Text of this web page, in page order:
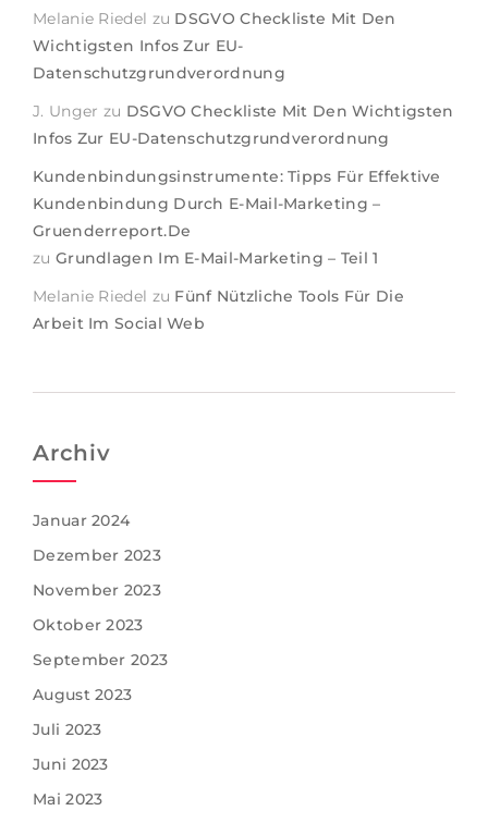
Melanie Riedel zu DSGVO Checkliste Mit Den
Wichtigsten Infos Zur EU-
Datenschutzgrundverordnung
J. Unger zu DSGVO Checkliste Mit Den Wichtigsten
Infos Zur EU-Datenschutzgrundverordnung
Kundenbindungsinstrumente: Tipps Für Effektive
Kundenbindung Durch E-Mail-Marketing –
Gruenderreport.de
zu Grundlagen Im E-Mail-Marketing – Teil 1
Melanie Riedel zu Fünf Nützliche Tools Für Die
Arbeit Im Social Web
Archiv
Januar 2024
Dezember 2023
November 2023
Oktober 2023
September 2023
August 2023
Juli 2023
Juni 2023
Mai 2023